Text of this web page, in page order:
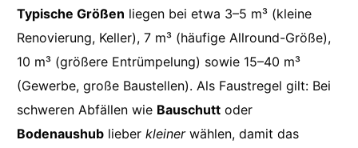
Typische Größen liegen bei etwa 3–5 m³ (kleine
Renovierung, Keller), 7 m³ (häufige Allround-Größe),
10 m³ (größere Entrümpelung) sowie 15–40 m³
(Gewerbe, große Baustellen). Als Faustregel gilt: Bei
schweren Abfällen wie Bauschutt oder
Bodenaushub lieberkleinerwählen, damit das